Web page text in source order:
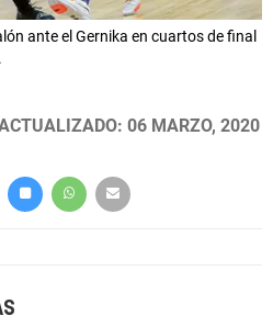
ante el Gernika en cuartos de final
ACTUALIZADO: 06 MARZO, 2020